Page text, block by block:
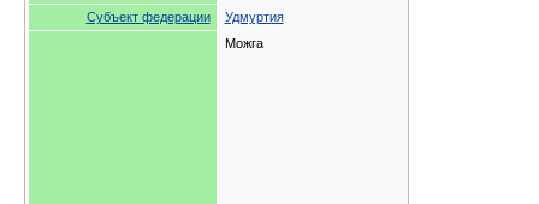
Субъект федерации Удмуртия
Можга